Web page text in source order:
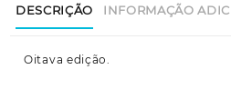
DESCRIÇÃO INFORMAÇÃO
Oitava edição.